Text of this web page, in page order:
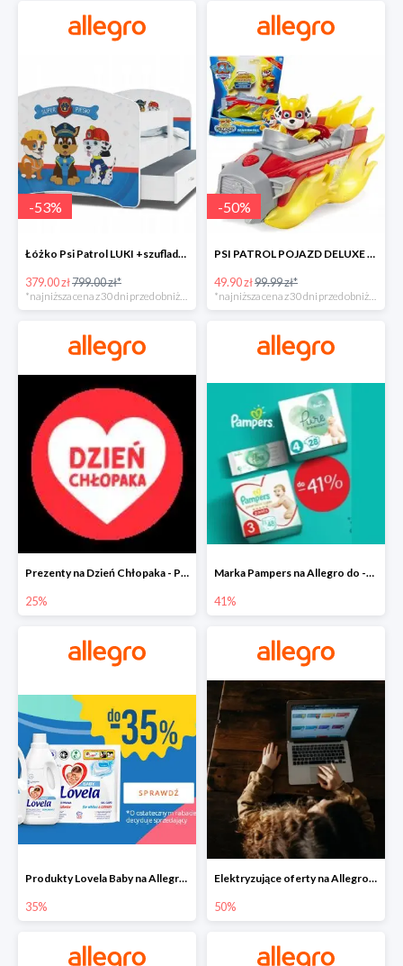
-53%
Łóżko Psi Patrol LUKI +szuflada+materac+grafika -52%
379.00 zł799.00 zł*
-50%
PSI PATROL POJAZD DELUXE FIGURKA MARSHALL MIGHTY -50%
49.90 zł99.99 zł*
Prezenty na Dzień Chłopaka - Produkty SOXO do -25%
25%
Marka Pampers na Allegro do -41%
41%
Produkty Lovela Baby na Allegro do -35%
35%
Elektryzujące oferty na Allegro do -50%
50%